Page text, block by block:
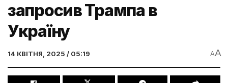
запросив Трампа в
Україну
14 КВІТНЯ, 2025 / 05:19 AA